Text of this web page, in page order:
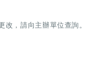
，請向主辦單位查詢。